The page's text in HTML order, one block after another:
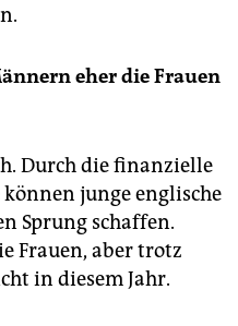
eher die Frauen
Durch die finanzielle
junge englische
Sprung schaffen.
Frauen, aber trotz
in diesem Jahr.